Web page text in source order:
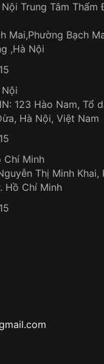
Trung Tâm Thẩm
Mai,Phường Bạch
,Hà Nội
123 Hào Nam, Tổ
Hà Nội, Việt Nam
Chí Minh
Thị Minh Khai,
Hồ Chí Minh